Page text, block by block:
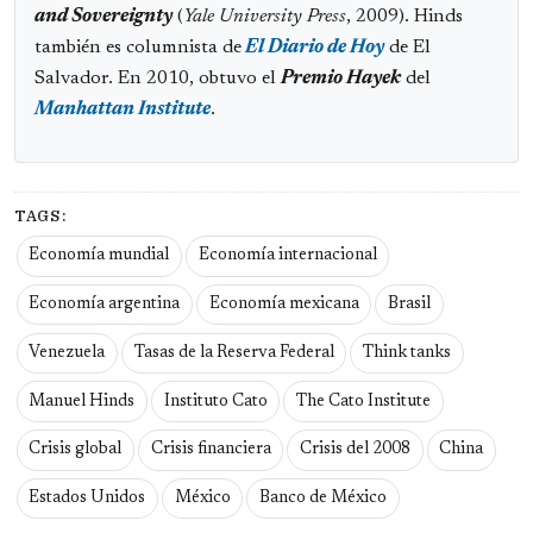
and Sovereignty(Yale University Press, 2009). Hinds
también es columnista deEl Diario de Hoyde El
Salvador. En 2010, obtuvo elPremio Hayekdel
Manhattan Institute.
TAGS:
Economía mundial Economía internacional
Economía argentina Economía mexicana Brasil
Venezuela Tasas de la Reserva Federal Think tanks
Manuel Hinds Instituto Cato The Cato Institute
Crisis global Crisis financiera Crisis del 2008 China
Estados Unidos México Banco de México